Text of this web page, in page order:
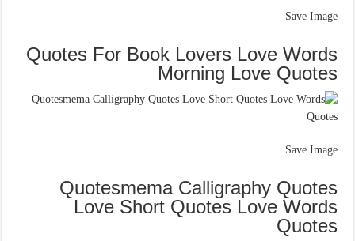
Save Image
Quotes For Book Lovers Love Words
Morning Love Quotes
Save Image
Quotesmema Calligraphy Quotes
Love Short Quotes Love Words
Quotes